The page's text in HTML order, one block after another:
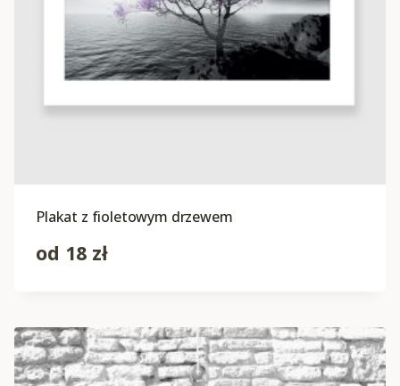
Plakat z fioletowym drzewem
od 18 zł